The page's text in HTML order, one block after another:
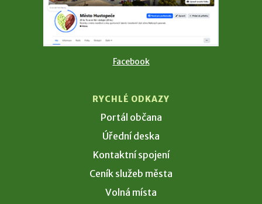
Facebook
RYCHLÉ ODKAZY
Portál občana
Úřední deska
Kontaktní spojení
Ceník služeb města
Volná místa